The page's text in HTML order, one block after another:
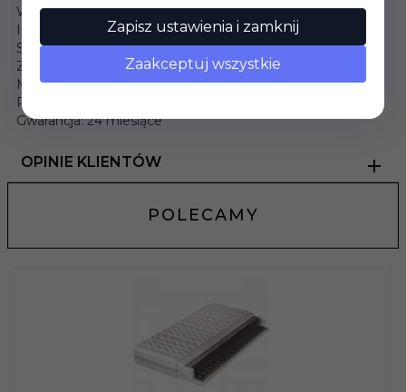
Warstwa owaty: Tak
Informacje dodatkowe:
Stopień twardości: Twardy / Średnio twardy
Zdejmowany pokrowiec: Tak
Materac hipoalergiczny: Tak
Produkt wyprodukowany w Polsce: Tak
Gwarancja: 24 miesiące
OPINIE KLIENTÓW
POLECAMY
Zapisz ustawienia i zamknij
Zaakceptuj wszystkie